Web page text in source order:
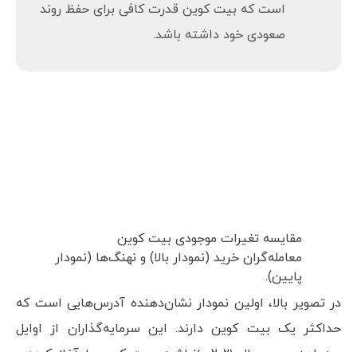
است که بیت کوین قدرت کافی برای حفظ روند
صعودی خود داشته باشد.
مقایسه تغیرات موجودی بیت کوین
معامله‌گران خرید (نمودار بالا) و نهنگ‌ها (نمودار
پایین).
در تصویر بالا، اولین نمودار نشان‌دهنده آدرس‌هایی است که
حداکثر یک بیت کوین دارند. این سرمایه‌گذاران از اوایل